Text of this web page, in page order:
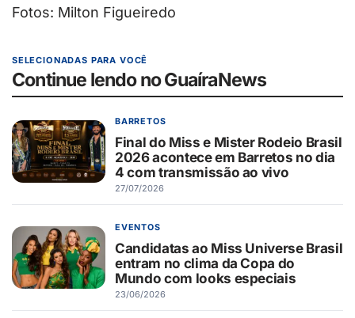
Fotos: Milton Figueiredo
SELECIONADAS PARA VOCÊ
Continue lendo no GuaíraNews
BARRETOS
Final do Miss e Mister Rodeio Brasil
2026 acontece em Barretos no dia
4 com transmissão ao vivo
27/07/2026
EVENTOS
Candidatas ao Miss Universe Brasil
entram no clima da Copa do
Mundo com looks especiais
23/06/2026